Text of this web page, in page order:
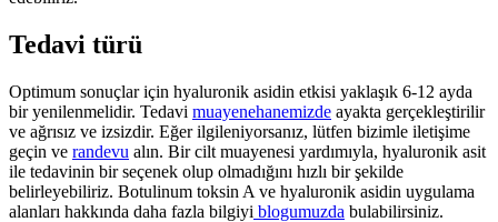
Tedavi türü
Optimum sonuçlar için hyaluronik asidin etkisi yaklaşık 6-12 ayda
bir yenilenmelidir. Tedavi muayenehanemizde ayakta gerçekleştirilir
ve ağrısız ve izsizdir. Eğer ilgileniyorsanız, lütfen bizimle iletişime
geçin ve randevu alın. Bir cilt muayenesi yardımıyla, hyaluronik asit
ile tedavinin bir seçenek olup olmadığını hızlı bir şekilde
belirleyebiliriz. Botulinum toksin A ve hyaluronik asidin uygulama
alanları hakkında daha fazla bilgiyi blogumuzda bulabilirsiniz.